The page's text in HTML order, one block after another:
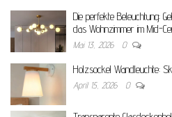
Die perfekte Beleuchtung:
das Wohnzimmer im Mid-
Mai 13, 2026 0
Holzsockel Wandleuchte:
April 15, 2026 0